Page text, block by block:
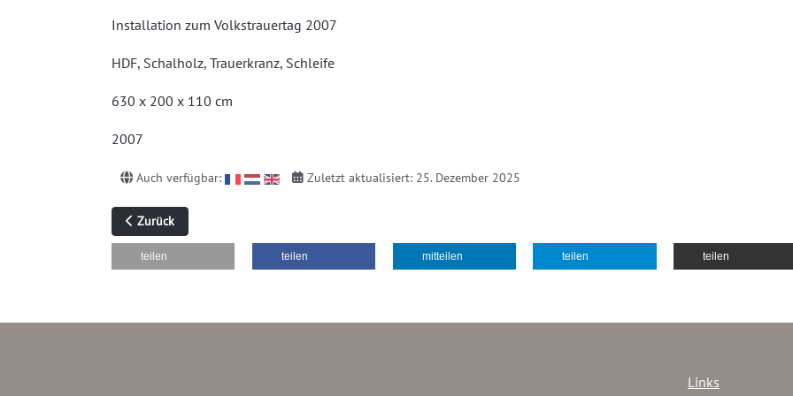
Installation zum Volkstrauertag 2007
HDF, Schalholz, Trauerkranz, Schleife
630 x 200 x 110 cm
2007
Auch verfügbar: Zuletzt aktualisiert: 25. Dezember 2025
Vorheriger Beitrag: BOX 03-07
Zurück
teilen teilen mitteilen teilen teilen
Links